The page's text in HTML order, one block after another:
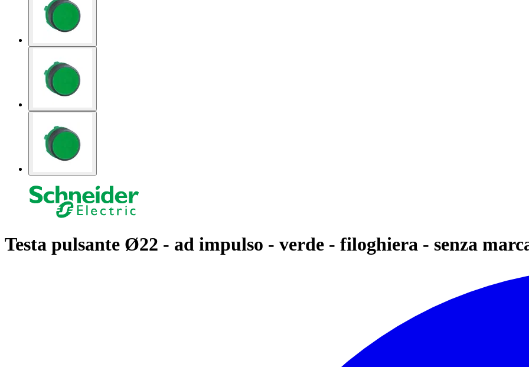
Testa pulsante Ø22 - ad impulso - verde - filoghiera - senza